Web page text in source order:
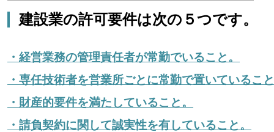
建設業の許可要件は次の５つです。
・経営業務の管理責任者が常勤でいること。
・専任技術者を営業所ごとに常勤で置いているこ
・財産的要件を満たしていること。
・請負契約に関して誠実性を有していること。